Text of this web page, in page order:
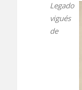
Legado
vigués
de